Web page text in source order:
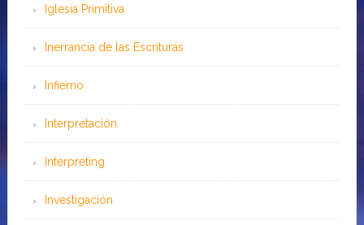
Iglesia Primitiva
Inerrancia de las Escrituras
Infierno
Interpretación
Interpreting
Investigación